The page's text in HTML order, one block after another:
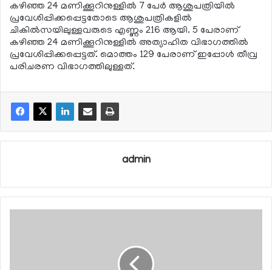
കഴിഞ്ഞ 24 മണിക്കൂറിനുള്ളില്‍ 7 പേര്‍ ആശുപത്രിയില്‍
പ്രവേശിപ്പിക്കപ്പെട്ടതോടെ ആശുപത്രികളില്‍
ചികില്‍സയിലുള്ളവരുടെ എണ്ണം 216 ആയി. 5 പേരാണ്
കഴിഞ്ഞ 24 മണിക്കൂറിനുള്ളില്‍ അത്യാഹിത വിഭാഗത്തില്‍
പ്രവേശിപ്പിക്കപ്പെട്ടത്. മൊത്തം 129 പേരാണ് ഇപ്പോള്‍ തീവ്ര
പരിചരണ വിഭാഗത്തിലുള്ളത്.
admin